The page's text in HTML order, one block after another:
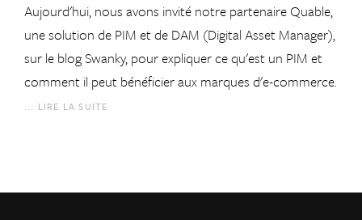
Aujourd'hui, nous avons invité notre partenaire Quable,
une solution de PIM et de DAM (Digital Asset Manager),
sur le blog Swanky, pour expliquer ce qu'est un PIM et
comment il peut bénéficier aux marques d'e-commerce.
... LIRE LA SUITE